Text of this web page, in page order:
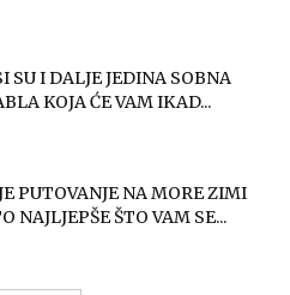
SU I DALJE JEDINA SOBNA
KOJA ĆE VAM IKAD...
PUTOVANJE NA MORE ZIMI
NAJLJEPŠE ŠTO VAM SE...